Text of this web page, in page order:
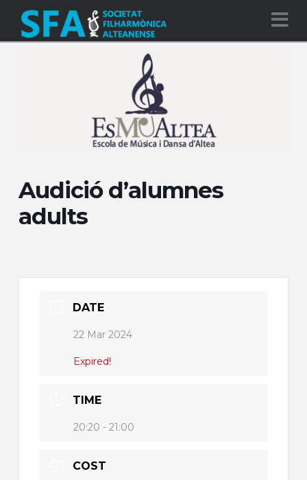
Audició d’alumnes
adults
DATE
22 Mar 2024
Expired!
TIME
20:20 - 21:00
COST